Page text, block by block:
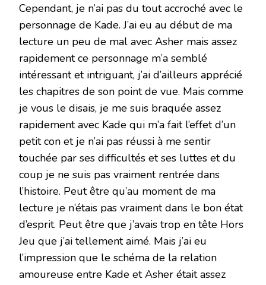
Cependant, je n’ai pas du tout accroché avec le
personnage de Kade. J’ai eu au début de ma
lecture un peu de mal avec Asher mais assez
rapidement ce personnage m’a semblé
intéressant et intriguant, j’ai d’ailleurs apprécié
les chapitres de son point de vue. Mais comme
je vous le disais, je me suis braquée assez
rapidement avec Kade qui m’a fait l’effet d’un
petit con et je n’ai pas réussi à me sentir
touchée par ses difficultés et ses luttes et du
coup je ne suis pas vraiment rentrée dans
l’histoire. Peut être qu’au moment de ma
lecture je n’étais pas vraiment dans le bon état
d’esprit. Peut être que j’avais trop en tête Hors
Jeu que j’ai tellement aimé. Mais j’ai eu
l’impression que le schéma de la relation
amoureuse entre Kade et Asher était assez